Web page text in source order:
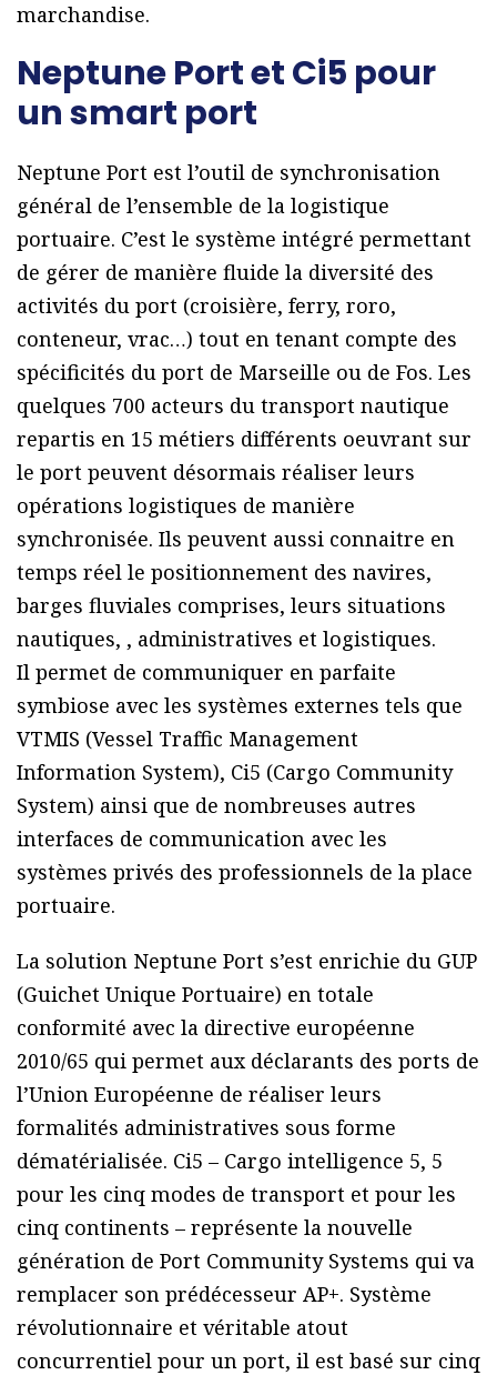
marchandise.
Neptune Port et Ci5 pour
un smart port
Neptune Port est l’outil de synchronisation
général de l’ensemble de la logistique
portuaire. C’est le système intégré permettant
de gérer de manière fluide la diversité des
activités du port (croisière, ferry, roro,
conteneur, vrac…) tout en tenant compte des
spécificités du port de Marseille ou de Fos. Les
quelques 700 acteurs du transport nautique
repartis en 15 métiers différents oeuvrant sur
le port peuvent désormais réaliser leurs
opérations logistiques de manière
synchronisée. Ils peuvent aussi connaitre en
temps réel le positionnement des navires,
barges fluviales comprises, leurs situations
nautiques, , administratives et logistiques.
Il permet de communiquer en parfaite
symbiose avec les systèmes externes tels que
VTMIS (Vessel Traffic Management
Information System), Ci5 (Cargo Community
System) ainsi que de nombreuses autres
interfaces de communication avec les
systèmes privés des professionnels de la place
portuaire.
La solution Neptune Port s’est enrichie du GUP
(Guichet Unique Portuaire) en totale
conformité avec la directive européenne
2010/65 qui permet aux déclarants des ports de
l’Union Européenne de réaliser leurs
formalités administratives sous forme
dématérialisée. Ci5 – Cargo intelligence 5, 5
pour les cinq modes de transport et pour les
cinq continents – représente la nouvelle
génération de Port Community Systems qui va
remplacer son prédécesseur AP+. Système
révolutionnaire et véritable atout
concurrentiel pour un port, il est basé sur cinq